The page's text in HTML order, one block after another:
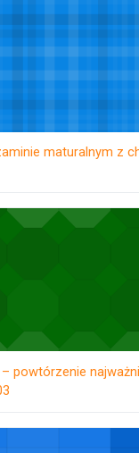
maturalnym z
maturalnym z
powtórzenie
powtórzenie
kwasami w pigułce